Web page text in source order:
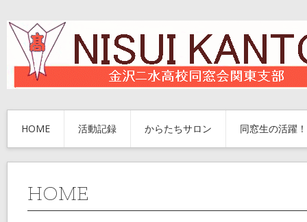
HOME 活動記録 からたちサロン 同窓生の活躍
HOME